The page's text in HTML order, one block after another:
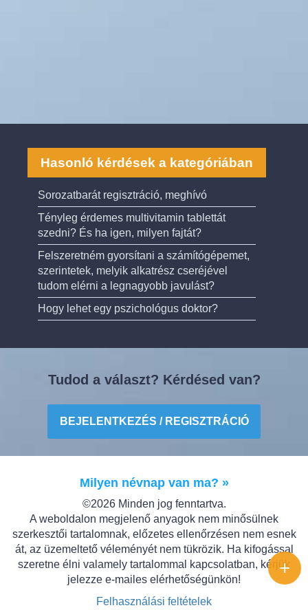
Hasonló kérdések a kategóriában
Sorozatbarát regisztráció, meghívó
Tényleg érdemes multivitamin tablettát
szedni? És ha igen, milyen fajtát?
Felszeretném gyorsítani a számítógépemet,
szerintetek, melyik alkatrész cseréjével
tudom elérni a legnagyobb javulást?
Hogy lehet egy pszichológus doktor?
Tudod a választ? Kérdésed van?
BEJELENTKEZÉS / REGISZTRÁCIÓ
Milyen névnap van ma? »
©2026 Minden jog fenntartva.
A weboldalon megjelenő anyagok nem minősülnek
szerkesztői tartalomnak, előzetes ellenőrzésen nem esnek
át, az üzemeltető véleményét nem tükrözik. Ha kifogással
szeretne élni valamely tartalommal kapcsolatban, kérjük
jelezze e-mailes elérhetőségünkön!
Felhasználási feltételek
+